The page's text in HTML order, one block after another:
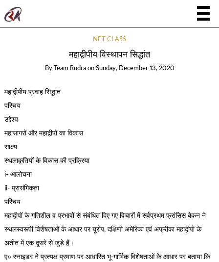
NET CLASS
महाद्वीपीय विस्थापन सिद्धांत
By Team Rudra on Sunday, December 13, 2020
महाद्वीपीय प्रवाह सिद्धांत
परिचय
उद्देश्य
महासागरों और महाद्वीपों का विकास
साक्ष्य
स्थलाकृतियों के विकास की प्रक्रिया
i- आलोचना
ii- प्रासंगिकता
परिचय
महाद्वीपों के गतिशील व प्रभावों से संबंधित दिए गए विचारों में सर्वप्रथम फ्रांसिस बेकन ने
स्थलस्वरूपी विशेषताओं के आधार पर यूरोप, दक्षिणी अमेरिका एवं अफ्रीका महाद्वीपो के
अतीत में एक दूसरे से जुड़े हैं।
ए० स्नाइडर ने प्रत्यक्ष प्रमाण पर आधारित भू-गार्भिक विशेषताओं के आधार पर बताया कि